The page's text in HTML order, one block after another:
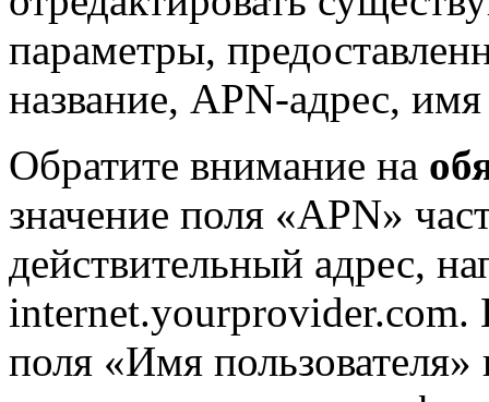
параметры,
название, APN-адрес,
Обратите внимание на
значение поля «APN»
действительный адрес,
internet.yourprovider.com.
поля «Имя